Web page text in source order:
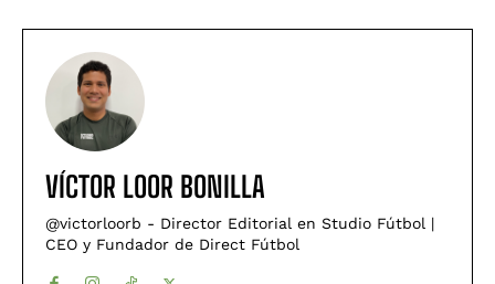
VÍCTOR LOOR BONILLA
@victorloorb - Director Editorial en Studio Fútbol |
CEO y Fundador de Direct Fútbol